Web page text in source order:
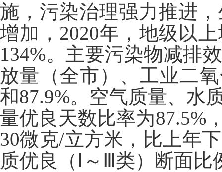
施，污染治理强力推进
增加，2020年，地级以
134%。主要污染物减排
放量（全市）、工业二
和87.9%。空气质量、水
量优良天数比率为87.5%
30微克/立方米，比上年
质优良（Ⅰ～Ⅲ类）断面比